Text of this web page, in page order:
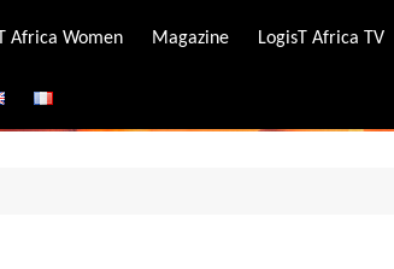
Africa Women Magazine LogisT Africa TV